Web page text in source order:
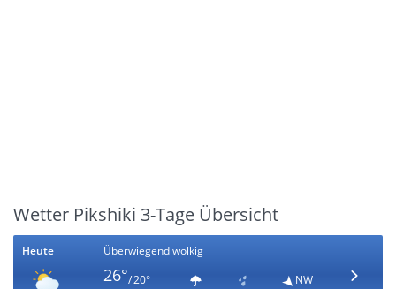
Wetter Pikshiki 3-Tage Übersicht
Heute Überwiegend wolkig
26°/ 20°
NW